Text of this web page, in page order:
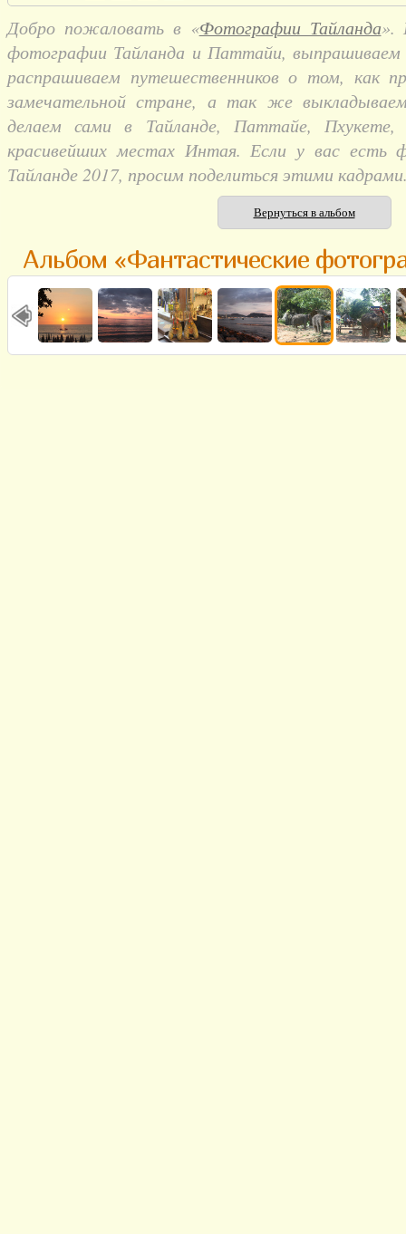
Добро пожаловать в «Фотографии Тайланда».
фотографии Тайланда и Паттайи, выпрашиваем
распрашиваем путешественников о том, как
замечательной стране, а так же
делаем сами в Тайланде, Паттайе,
красивейших местах Интая. Если у вас есть
Тайланде 2017, просим поделиться этими
Вернуться в альбом
Альбом «Фантастические